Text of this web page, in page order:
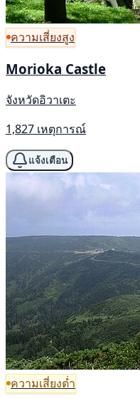
ความเสี่ยงสูง
Morioka Castle
จังหวัดอิวาเตะ
1,827 เหตุการณ์
แจ้งเตือน
ความเสี่ยงต่ำ